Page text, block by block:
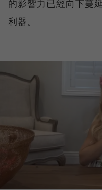
的影響力已經向下蔓
利器。